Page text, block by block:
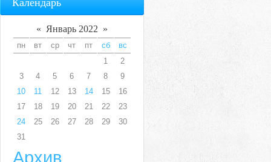
Календарь
« Январь 2022 »
пн вт ср чт пт сб
вс
1
2
3
4 5 6 7 8
9
10
11 12 13 14 15
16
17
18 19 20 21 22
23
24
25 26 27 28 29
30
31
Архив